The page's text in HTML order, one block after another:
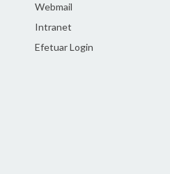
Webmail
Intranet
Efetuar Login